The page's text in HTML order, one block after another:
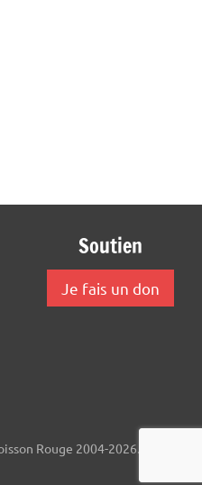
Soutien
Je fais un don
Rouge 2004-2026.